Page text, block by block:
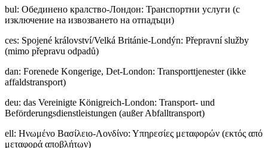
bul: Обединено кралство-Лондон: Транспортни услуги (с
изключение на извозването на отпадъци)
ces: Spojené království/Velká Británie-Londýn: Přepravní služby
(mimo přepravu odpadů)
dan: Forenede Kongerige, Det-London: Transporttjenester (ikke
affaldstransport)
deu: das Vereinigte Königreich-London: Transport- und
Beförderungsdienstleistungen (außer Abfalltransport)
ell: Ηνωμένο Βασίλειο-Λονδίνο: Υπηρεσίες μεταφορών (εκτός από
μεταφορά αποβλήτων)